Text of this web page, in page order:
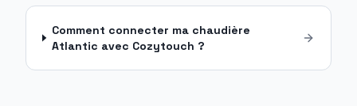
Comment connecter ma chaudière
Atlantic avec Cozytouch ?